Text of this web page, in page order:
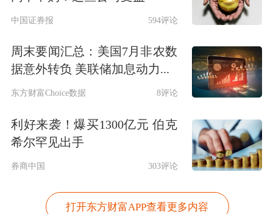
中国证券报 594评论
周末要闻汇总：美国7月非农数
据意外转负 美联储加息动力...
东方财富Choice数据 8评论
利好来袭！爆买1300亿元 伯克
希尔罕见出手
券商中国 303评论
打开东方财富APP查看更多内容